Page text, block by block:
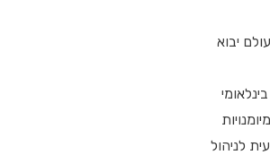
יבוא
לניהול